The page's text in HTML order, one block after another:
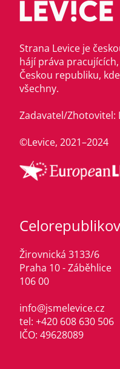
Strana Levice je
hájí práva
Českou republiku,
všechny.
Zadavatel/Zhotovitel:
©Levice, 2021–2024
Žirovnická 3133/6
Praha 10 - Záběhlice
106 00
info@jsmelevice.cz
tel: +420 608 630 506
IČO: 49628089